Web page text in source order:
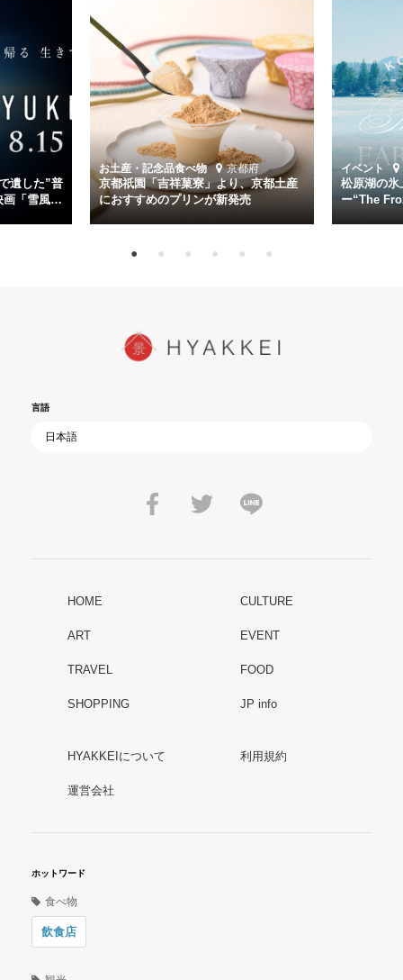
主演は「雪風」の艦長・寺澤一利を演じる竹野内豊。先任伍長・早瀬
幸平を玉木宏が演じるほか、奥平大兼、田中麗奈、石丸幹二、益岡徹
など実力派俳優が共演。そして戦艦大和と運命を共にした帝国海軍・
第二艦隊司令長官、伊藤整一を中井貴一が圧倒的な存在感で演じ切
る。
時代が再び、分断と暴力に揺れる現代。本作は「同じ過ちを繰り返す
道を歩んではいないか」と、彼らが命をかけて守りたいと願っ
た”今”を生きる私達に問いかける。戦後80年、戦争の記憶が薄れゆく
今だからこそ、尊い平和の価値を未来に繋ぐ作品『雪風 YUKIKAZE』
を多くの方にご覧いただきたい。
遺した”普
画「雪風
お土産・記念品食べ物 京都府
京都祇園「吉祥菓寮」より、京都土産
におすすめのプリンが新発売
イベント
松原湖の氷
ー“The
言語
HOME CULTURE
ART EVENT
TRAVEL FOOD
SHOPPING JP info
HYAKKEIについて 利用規約
運営会社
ホットワード
食べ物
飲食店